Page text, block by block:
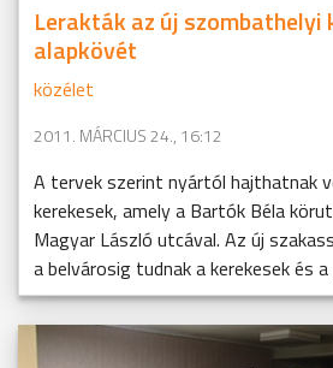
Lerakták az új szombathelyi
alapkövét
közélet
2011. MÁRCIUS 24., 16:12
A tervek szerint nyártól hajthatnak
kerekesek, amely a Bartók Béla
Magyar László utcával. Az új
a belvárosig tudnak a kerekesek és